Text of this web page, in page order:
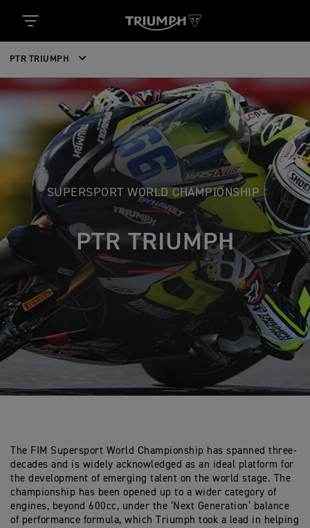
PTR TRIUMPH
SUPERSPORT WORLD CHAMPIONSHIP
PTR TRIUMPH
The FIM Supersport World Championship has spanned three-
decades and is widely acknowledged as an ideal platform for
the development of emerging talent on the world stage. The
championship has been opened up to a wider category of
engines, beyond 600cc, under the ‘Next Generation’ balance
of performance formula, which Triumph took a lead in helping